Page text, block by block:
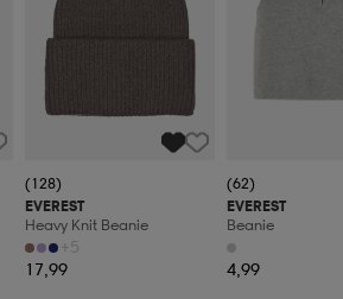
(128)
EVEREST
Heavy Knit Beanie
+5
17,99
(62)
EVEREST
Beanie
4,99